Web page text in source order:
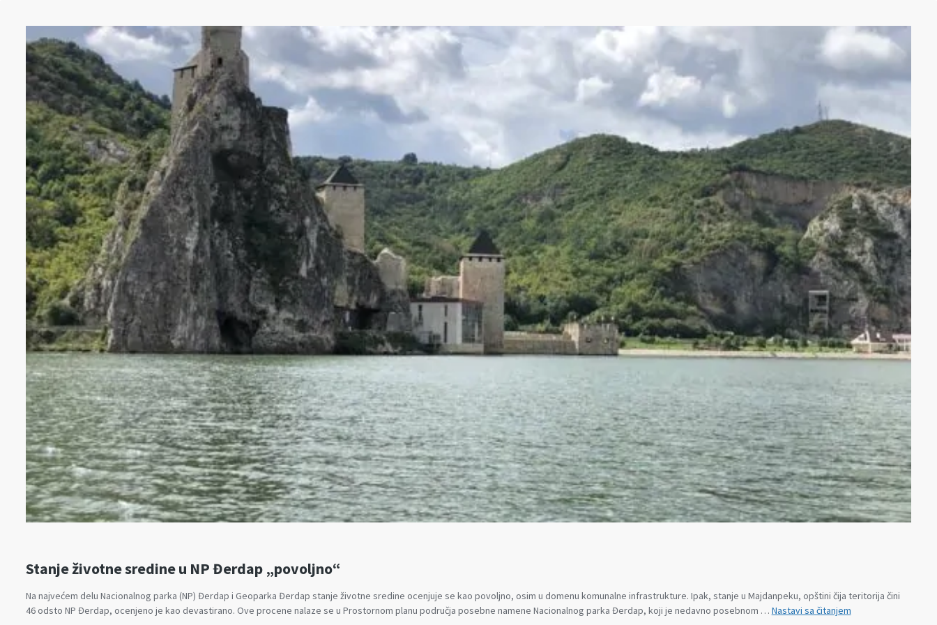
Stanje životne sredine u NP Đerdap „povoljno“
Na najvećem delu Nacionalnog parka (NP) Đerdap i Geoparka Đerdap stanje životne sredine ocenjuje se kao povoljno, osim u domenu komunalne infrastrukture. Ipak, stanje u Majdanpeku, opštini čija teritorija čini
46 odsto NP Đerdap, ocenjeno je kao devastirano. Ove procene nalaze se u Prostornom planu područja posebne namene Nacionalnog parka Đerdap, koji je nedavno posebnom … Nastavi sa čitanjemStanje